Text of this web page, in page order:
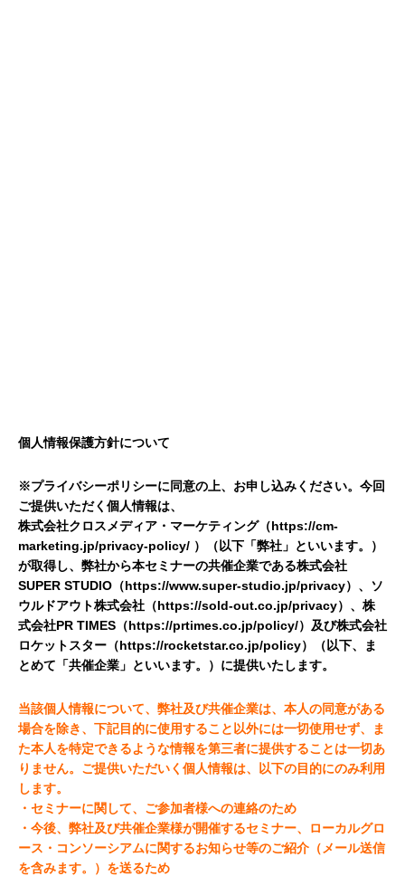
個人情報保護方針について
※プライバシーポリシーに同意の上、お申し込みください。今回
ご提供いただく個人情報は、
株式会社クロスメディア・マーケティング（https://cm-
marketing.jp/privacy-policy/ ）（以下「弊社」といいます。）
が取得し、弊社から本セミナーの共催企業である株式会社
SUPER STUDIO（https://www.super-studio.jp/privacy）、ソ
ウルドアウト株式会社（https://sold-out.co.jp/privacy）、株
式会社PR TIMES（https://prtimes.co.jp/policy/）及び株式会社
ロケットスター（https://rocketstar.co.jp/policy）（以下、ま
とめて「共催企業」といいます。）に提供いたします。
当該個人情報について、弊社及び共催企業は、本人の同意がある
場合を除き、下記目的に使用すること以外には一切使用せず、ま
た本人を特定できるような情報を第三者に提供することは一切あ
りません。ご提供いただいく個人情報は、以下の目的にのみ利用
します。
・セミナーに関して、ご参加者様への連絡のため
・今後、弊社及び共催企業様が開催するセミナー、ローカルグロ
ース・コンソーシアムに関するお知らせ等のご紹介（メール送信
を含みます。）を送るため